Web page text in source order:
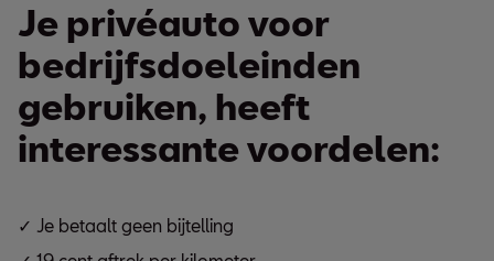
Je privéauto voor
bedrijfsdoeleinden
gebruiken, heeft
interessante voordelen:
✓ Je betaalt geen bijtelling